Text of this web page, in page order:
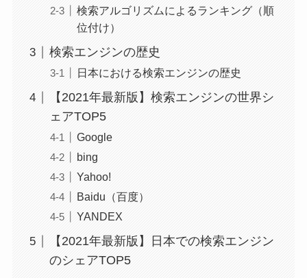
検索アルゴリズムによるランキング（順
位付け）
検索エンジンの歴史
日本における検索エンジンの歴史
【2021年最新版】検索エンジンの世界シ
ェアTOP5
Google
bing
Yahoo!
Baidu（百度）
YANDEX
【2021年最新版】日本での検索エンジン
のシェアTOP5